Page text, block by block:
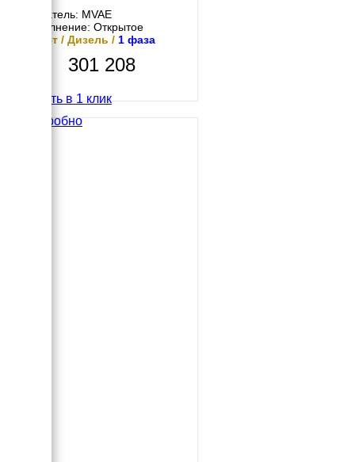
Двигатель: MVAE
Исполнение: Открытое
20 кВт / Дизель / 1 фаза
301 208
Купить в 1 клик
Подробно